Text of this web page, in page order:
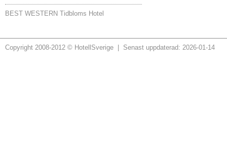
BEST WESTERN Tidbloms Hotel
Copyright 2008-2012 © HotellSverige | Senast uppdaterad: 2026-01-14